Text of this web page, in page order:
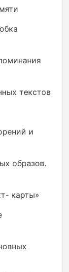
текстов
и
образов.
карты»